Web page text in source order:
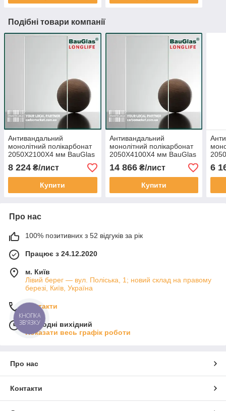
Подібні товари компанії
Антивандальний
монолітний полікарбонат
2050Х2100Х4 мм BauGlas
FSX Longlife 2UV
прозорий Сербія
8 224 ₴/лист
Купити
Антивандальний
монолітний полікарбонат
2050Х4100Х4 мм BauGlas
FSX Longlife 2UV
прозорий Сербія
14 866₴/лист
Купити
6
Про нас
100% позитивних з 52 відгуків за рік
Працює з 24.12.2020
м. Київ
Лівий берег — вул. Поліська, 1; новий склад на правому
березі, Київ, Україна
Контакти
Сьогодні вихідний
Показати весь графік роботи
Про нас
Контакти
КНОПКА
ЗВ'ЯЗКУ